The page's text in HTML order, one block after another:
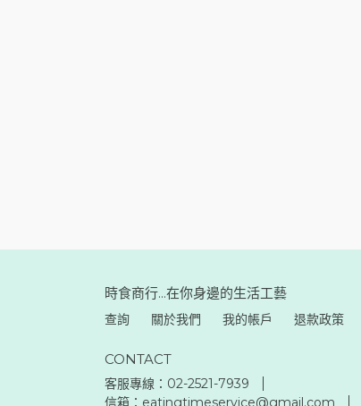
時食商行...在你身邊的生活工藝
查詢 關於我們 我的帳戶 退款政策
CONTACT
客服專線：02-2521-7939
信箱：eatingtimeservice@gmail.com